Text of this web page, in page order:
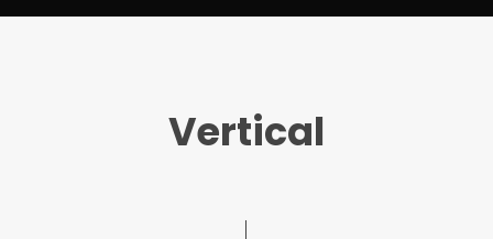
Vertical